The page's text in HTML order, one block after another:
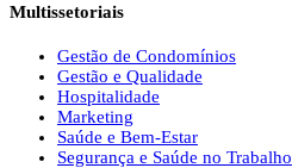
Multissetoriais
Gestão de Condomínios
Gestão e Qualidade
Hospitalidade
Marketing
Saúde e Bem-Estar
Segurança e Saúde no Trabalho